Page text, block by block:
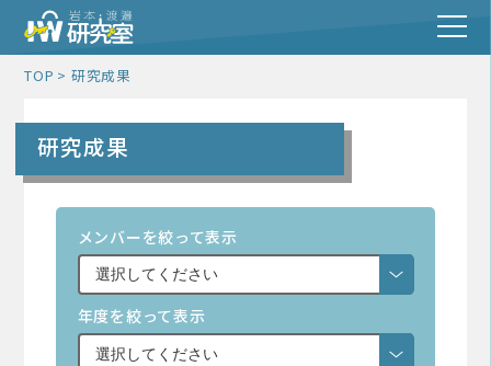
TOP 研究成果
研究成果
メンバーを絞って表示
年度を絞って表示